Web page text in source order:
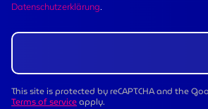
Datenschutzerklärung
This site is protected by reCAPTCHA and the
Terms of serviceapply.